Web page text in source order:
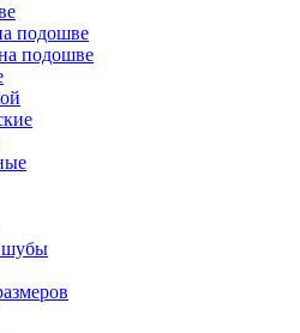
подошве
подошве
шубы